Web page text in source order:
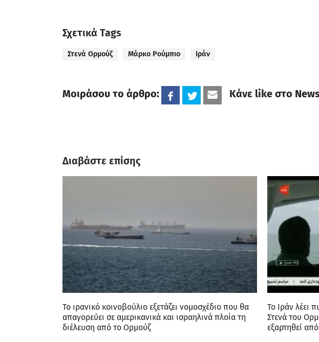
Σχετικά Tags
Στενά Ορμούζ Μάρκο Ρούμπιο Ιράν
Μοιράσου το άρθρο: Κάνε like στο
Διαβάστε επίσης
Το ιρανικό κοινοβούλιο εξετάζει νομοσχέδιο που θα
απαγορεύει σε αμερικανικά και ισραηλινά πλοία τη
διέλευση από το Ορμούζ
Το Ιράν λέει
Στενά του
εξαρτηθεί